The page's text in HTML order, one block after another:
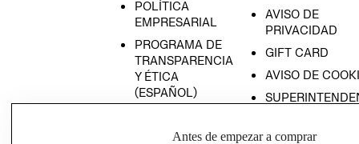
POLÍTICA
EMPRESARIAL
PROGRAMA DE
TRANSPARENCIA
Y ÉTICA
(ESPAÑOL)
TRANSPARENCIA
AVISO DE
PRIVACIDAD
GIFT CARD
AVISO DE
Antes de empezar a comprar